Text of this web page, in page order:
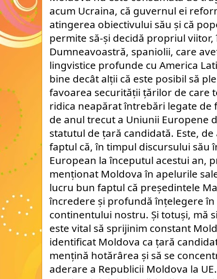
acum Ucraina, că guvernul ei
atingerea obiectivului său și că
permite să-și decidă propriul viitor,
Dumneavoastră, spaniolii, care
lingvistice profunde cu America
bine decât alții că este posibil să
favoarea securității țărilor de care
ridica neapărat întrebări legate de
de anul trecut a Uniunii Europene
statutul de țară candidată. Este,
faptul că, în timpul discursului său
European la începutul acestui an,
menționat Moldova în apelurile
lucru bun faptul că președintele
încredere și profundă înțelegere
continentului nostru. Și totuși, mă
este vital să sprijinim constant
identificat Moldova ca țară
mențină hotărârea și să se
aderare a Republicii Moldova la UE.